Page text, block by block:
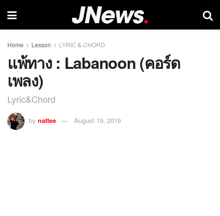
Home Lesson LYRIC & CHORD
แพ้ทาง : Labanoon (คอร์ด
เพลง)
Lyric&Chord
by nattee August 19, 2019